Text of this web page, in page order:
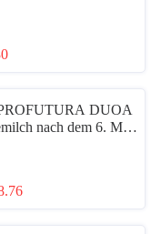
PROFUTURA DUOA
nach dem 6. Mon